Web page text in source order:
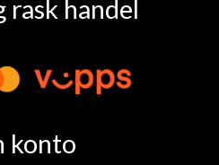
s
g
m
rask handel
konto